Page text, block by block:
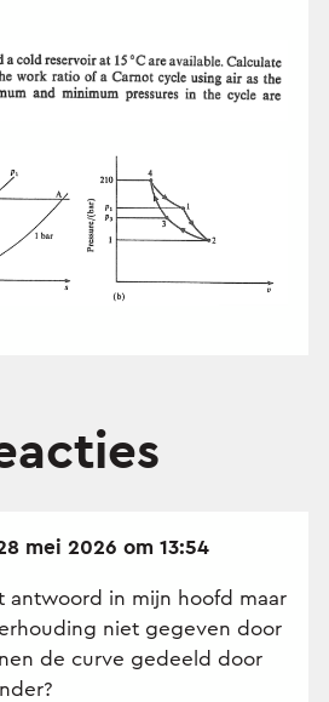
mei 2026 om 13:54
antwoord in mijn hoofd maar
niet gegeven door
de curve gedeeld door